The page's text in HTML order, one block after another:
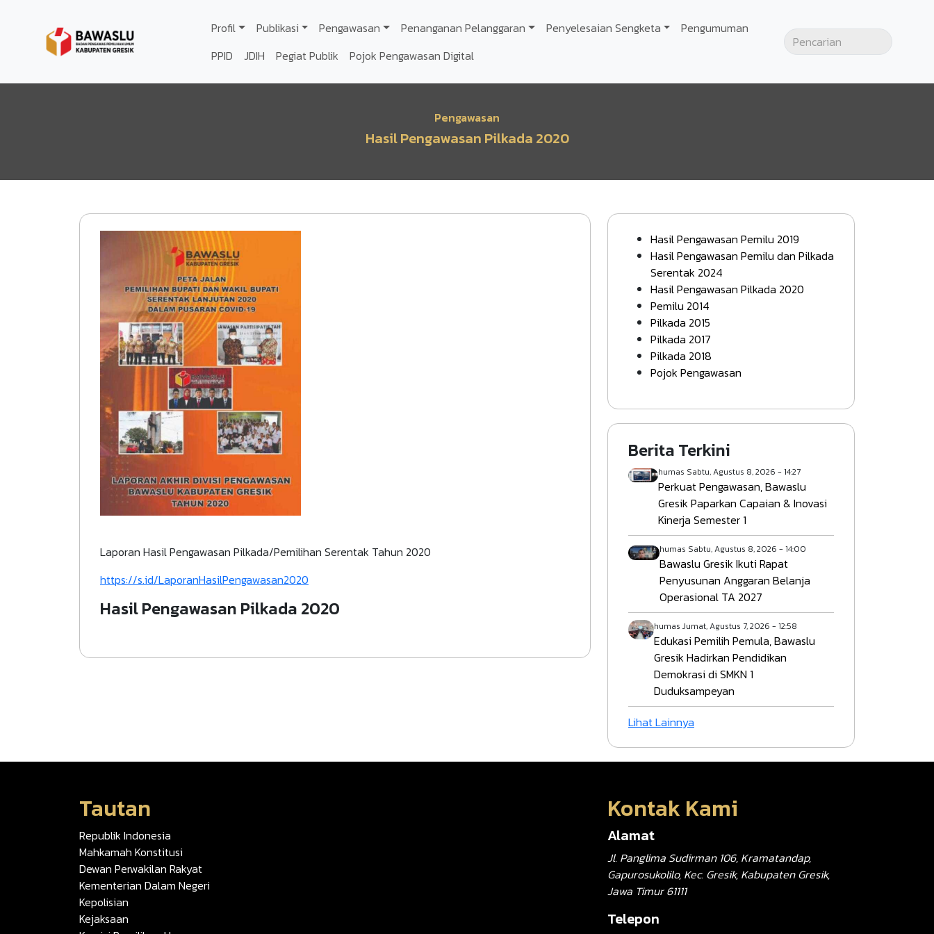
Profil
Publikasi Pengawasan Penanganan Pelanggaran Penyelesaian Sengketa
Pengumuman
PPID
JDIH Pegiat Publik Pojok Pengawasan Digital
Pengawasan
Hasil Pengawasan Pilkada 2020
Laporan Hasil Pengawasan Pilkada/Pemilihan Serentak Tahun 2020
https://s.id/LaporanHasilPengawasan2020
Hasil Pengawasan Pilkada 2020
Hasil Pengawasan Pemilu 2019
Hasil Pengawasan Pemilu dan Pilkada
Serentak 2024
Hasil Pengawasan Pilkada 2020
Pemilu 2014
Pilkada 2015
Pilkada 2017
Pilkada 2018
Pojok Pengawasan
Berita Terkini
humas Sabtu, Agustus 8, 2026 - 14:27
Perkuat Pengawasan, Bawaslu
Gresik Paparkan Capaian & Inovasi
Kinerja Semester 1
humas Sabtu, Agustus 8, 2026 - 14:00
Bawaslu Gresik Ikuti Rapat
Penyusunan Anggaran Belanja
Operasional TA 2027
humas Jumat, Agustus 7, 2026 - 12:58
Edukasi Pemilih Pemula, Bawaslu
Gresik Hadirkan Pendidikan
Demokrasi di SMKN 1
Duduksampeyan
Lihat Lainnya
Tautan
Republik Indonesia
Mahkamah Konstitusi
Dewan Perwakilan Rakyat
Kementerian Dalam Negeri
Kepolisian
Kejaksaan
Kontak Kami
Alamat
Jl. Panglima Sudirman 106, Kramatandap,
Gapurosukolilo, Kec. Gresik, Kabupaten Gresik,
Jawa Timur 61111
Telepon